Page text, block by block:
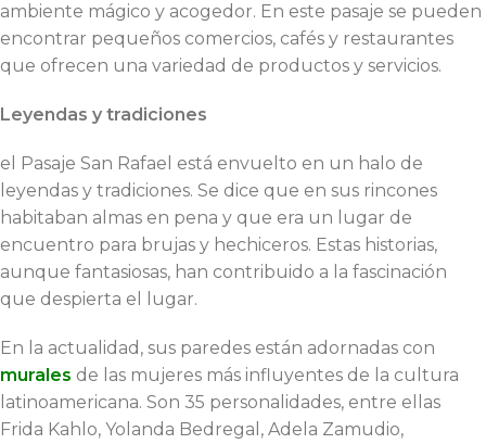
ambiente mágico y acogedor. En este pasaje se pueden
encontrar pequeños comercios, cafés y restaurantes
que ofrecen una variedad de productos y servicios.
Leyendas y tradiciones
el Pasaje San Rafael está envuelto en un halo de
leyendas y tradiciones. Se dice que en sus rincones
habitaban almas en pena y que era un lugar de
encuentro para brujas y hechiceros. Estas historias,
aunque fantasiosas, han contribuido a la fascinación
que despierta el lugar.
En la actualidad, sus paredes están adornadas con
murales de las mujeres más influyentes de la cultura
latinoamericana. Son 35 personalidades, entre ellas
Frida Kahlo, Yolanda Bedregal, Adela Zamudio,